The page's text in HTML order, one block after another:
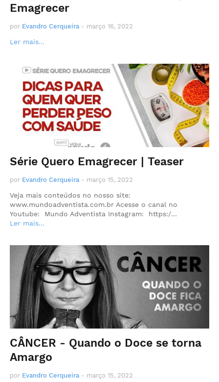
Emagrecer
por Evandro Cerqueira - março 16, 2022
Ler mais...
Série Quero Emagrecer | Teaser
por Evandro Cerqueira - março 15, 2022
Veja mais conteúdos no nosso site:
www.mundoadventista.com.br Acesse o canal no
Youtube: Mundo Adventista Instagram: https:/…
Ler mais...
CÂNCER - Quando o Doce se torna
Amargo
por Evandro Cerqueira - março 15, 2022